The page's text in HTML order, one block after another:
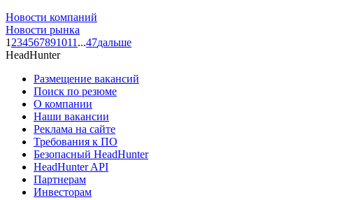
Новости компаний
Новости рынка
1 234567891011 ...47дальше
HeadHunter
Размещение вакансий
Поиск по резюме
О компании
Наши вакансии
Реклама на сайте
Требования к ПО
Безопасный HeadHunter
HeadHunter API
Партнерам
Инвесторам